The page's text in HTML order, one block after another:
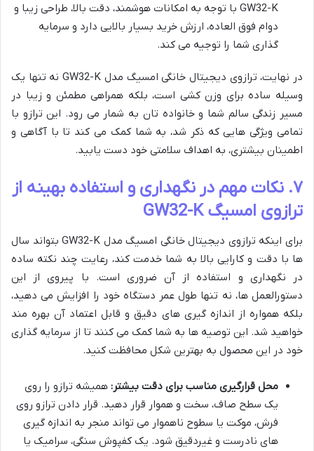
GW32-K با توجه به امکانات هوشمند، دقت بالا، طراحی زیبا و
دوام فوق العاده، ارزش خرید بسیار بالایی دارد و سرمایه
گذاری شما را توجیه می کند.
در نهایت، ترازوی دیجیتال خانگی امسیگ مدل GW32-K نه تنها یک
وسیله ساده برای وزن کشی است، بلکه همراهی مطمئن و زیبا در
مسیر زندگی سالم شما و خانواده تان به شمار می رود. این ترازو با
تمامی ویژگی هایی که ذکر شد، به شما کمک می کند تا با آگاهی و
اطمینان بیشتری، به اهداف سلامتی خود دست یابید.
۷. نکات مهم در نگهداری و استفاده بهینه از
ترازوی امسیگ GW32-K
برای اینکه ترازوی دیجیتال خانگی امسیگ مدل GW32-K بتواند سال
ها با دقت و کارایی بالا به شما خدمت کند، رعایت چند نکته ساده
در نگهداری و استفاده از آن ضروری است. با پیروی از این
دستورالعمل ها، نه تنها طول عمر دستگاه خود را افزایش می دهید،
بلکه همواره از اندازه گیری های دقیق و قابل اعتماد آن بهره مند
خواهید شد. این توصیه ها به شما کمک می کنند تا از سرمایه گذاری
خود در این محصول به بهترین شکل محافظت کنید.
محل قرارگیری مناسب برای دقت بیشتر: همیشه ترازو را روی
یک سطح صاف، سخت و هموار قرار دهید. قرار دادن ترازو روی
فرش، موکت یا سطوح ناهموار می تواند منجر به اندازه گیری
های نادرست و غیردقیق شود. یک کفپوش سنگی، سرامیک یا